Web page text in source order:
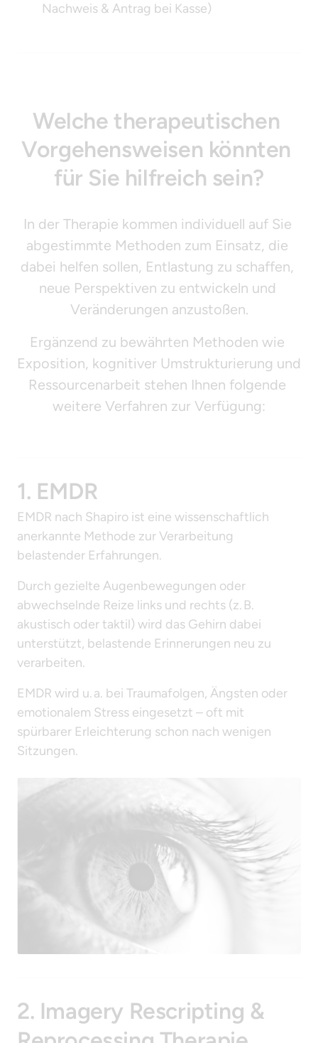
Nachweis & Antrag bei Kasse)
Welche therapeutischen
Vorgehensweisen könnten
für Sie hilfreich sein?
In der Therapie kommen individuell auf Sie
abgestimmte Methoden zum Einsatz, die
dabei helfen sollen, Entlastung zu schaffen,
neue Perspektiven zu entwickeln und
Veränderungen anzustoßen.
Ergänzend zu bewährten Methoden wie
Exposition, kognitiver Umstrukturierung und
Ressourcenarbeit stehen Ihnen folgende
weitere Verfahren zur Verfügung:
1. EMDR
EMDR nach Shapiro ist eine wissenschaftlich
anerkannte Methode zur Verarbeitung
belastender Erfahrungen.
Durch gezielte Augenbewegungen oder
abwechselnde Reize links und rechts (z. B.
akustisch oder taktil) wird das Gehirn dabei
unterstützt, belastende Erinnerungen neu zu
verarbeiten.
EMDR wird u. a. bei Traumafolgen, Ängsten oder
emotionalem Stress eingesetzt – oft mit
spürbarer Erleichterung schon nach wenigen
Sitzungen.
2. Imagery Rescripting &